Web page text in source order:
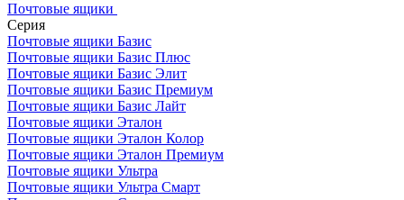
Почтовые ящики
Серия
Почтовые ящики Базис
Почтовые ящики Базис Плюс
Почтовые ящики Базис Элит
Почтовые ящики Базис Премиум
Почтовые ящики Базис Лайт
Почтовые ящики Эталон
Почтовые ящики Эталон Колор
Почтовые ящики Эталон Премиум
Почтовые ящики Ультра
Почтовые ящики Ультра Смарт